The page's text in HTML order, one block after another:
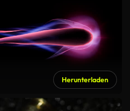
Herunterladen